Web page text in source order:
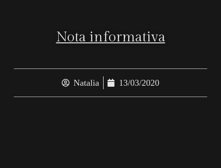
Nota informativa
Natalia 13/03/2020